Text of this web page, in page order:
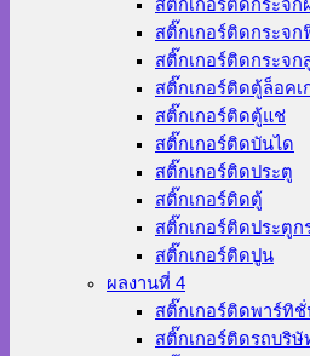
สติกเกอร์ติดกระจก
สติ๊กเกอร์ติดกระจก
สติ๊กเกอร์ติดกระจ
สติ๊กเกอร์ติดตู้ล็อคเ
สติ๊กเกอร์ติดตู้แช่
สติ๊กเกอร์ติดบันได
สติ๊กเกอร์ติดประตู
สติ๊กเกอร์ติดตู้
สติ๊กเกอร์ติดประตูก
สติ๊กเกอร์ติดปูน
ผลงานที่ 4
สติ๊กเกอร์ติดพาร์ทิ
สติ๊กเกอร์ติดรถบริษั